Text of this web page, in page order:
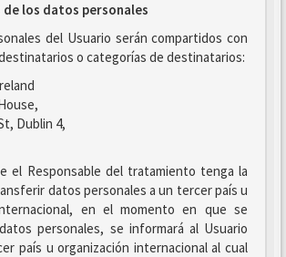
los datos personales
del Usuario serán compartidos con
o categorías de destinatarios:
House,
Dublin 4,
el Responsable del tratamiento tenga la
datos personales a un tercer país u
en el momento en que se
personales, se informará al Usuario
país u organización internacional al cual